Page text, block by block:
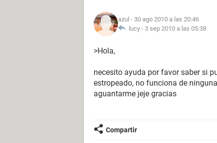
azul - 30 ago 2010 a las 20:46
lucy - 3 sep 2010 a las 05:38
>Hola,
necesito ayuda por favor saber si
estropeado, no funciona de
aguantarme jeje gracias
Compartir